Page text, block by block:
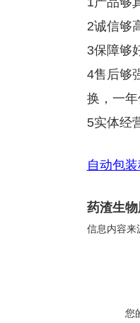
2诚信够
3保障够
4售后够
换，一
5实体经
自动包
药渣生
信息内容来
您